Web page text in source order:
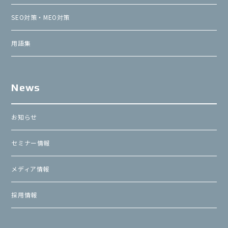
SEO対策・MEO対策
用語集
News
お知らせ
セミナー情報
メディア情報
採用情報